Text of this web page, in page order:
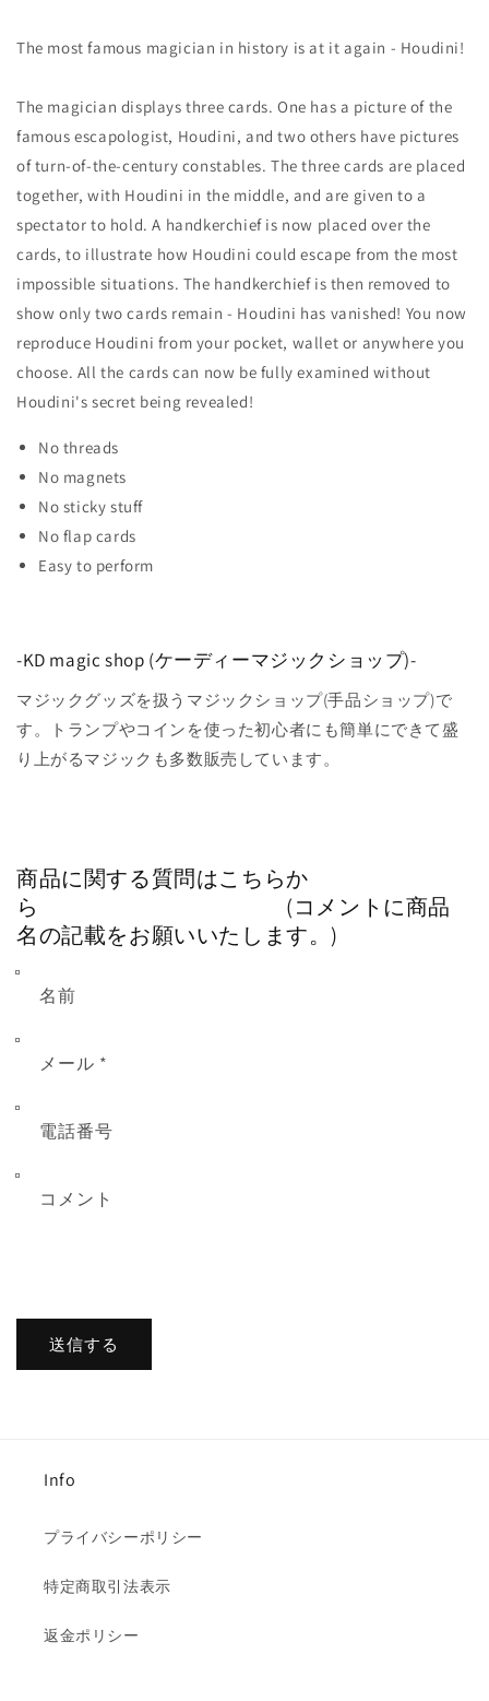
The most famous magician in history is at it again - Houdini!
The magician displays three cards. One has a picture of the
famous escapologist, Houdini, and two others have pictures
of turn-of-the-century constables. The three cards are placed
together, with Houdini in the middle, and are given to a
spectator to hold. A handkerchief is now placed over the
cards, to illustrate how Houdini could escape from the most
impossible situations. The handkerchief is then removed to
show only two cards remain - Houdini has vanished! You now
reproduce Houdini from your pocket, wallet or anywhere you
choose. All the cards can now be fully examined without
Houdini's secret being revealed!
No threads
No magnets
No sticky stuff
No flap cards
Easy to perform
-KD magic shop (ケーディーマジックショップ)-
マジックグッズを扱うマジックショップ(手品ショップ)で
す。トランプやコインを使った初心者にも簡単にできて盛
り上がるマジックも多数販売しています。
商品に関する質問はこちらか
ら (コメントに商品
名の記載をお願いいたします。)
名前
メール *
電話番号
コメント
送信する
Info
プライバシーポリシー
特定商取引法表示
返金ポリシー